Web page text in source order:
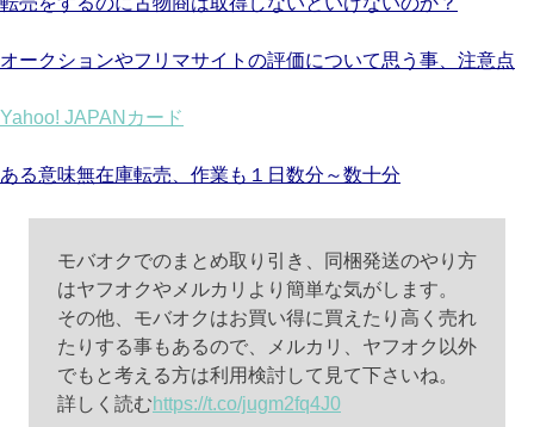
オークションやフリマサイトの評価について思う事、注意点
Yahoo! JAPANカード
ある意味無在庫転売、作業も１日数分～数十分
モバオクでのまとめ取り引き、同梱発送のやり方
はヤフオクやメルカリより簡単な気がします。
その他、モバオクはお買い得に買えたり高く売れ
たりする事もあるので、メルカリ、ヤフオク以外
でもと考える方は利用検討して見て下さいね。
詳しく読むhttps://t.co/jugm2fq4J0